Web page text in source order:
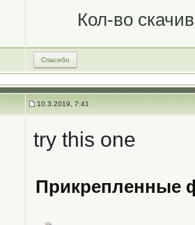
Кол-во
Спасибо
10.3.2019, 7:41
try this one
Прикрепленные